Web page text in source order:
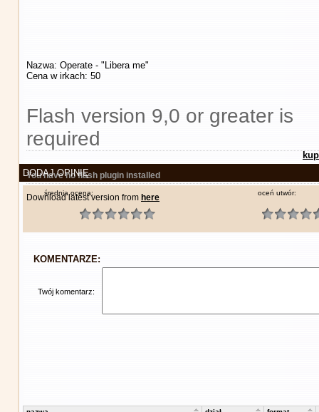
Nazwa: Operate - "Libera me"
Cena w irkach: 50
Flash version 9,0 or greater is
required
You have no flash plugin installed
Download latest version from here
DODAJ OPINIĘ
średnia ocena: oceń utwór:
KOMENTARZE:
Twój komentarz: